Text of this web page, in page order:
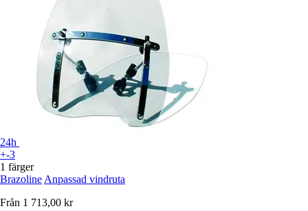
24h
+-3
1 färger
Brazoline Anpassad vindruta
Från 1 713,00 kr